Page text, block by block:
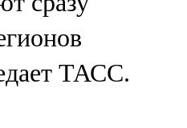
ТАСС.